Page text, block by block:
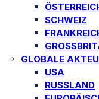
SCHWEIZ
GLOBALE
USA
RUSSLAND